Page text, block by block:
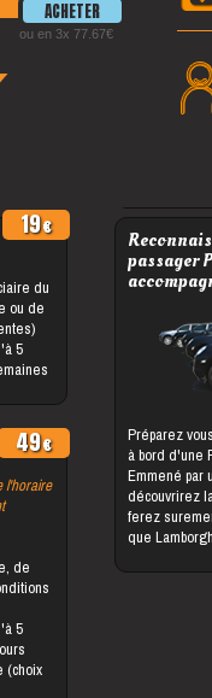
ou en 3x 77.67
19
ou de
49
l'horaire
passager
Préparez
à bord d'une
Emmené par
découvrirez
ferez
que